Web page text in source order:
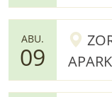
ABU.
09